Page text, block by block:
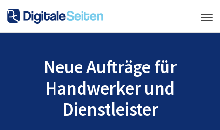
Neue Aufträge für
Handwerker und
Dienstleister